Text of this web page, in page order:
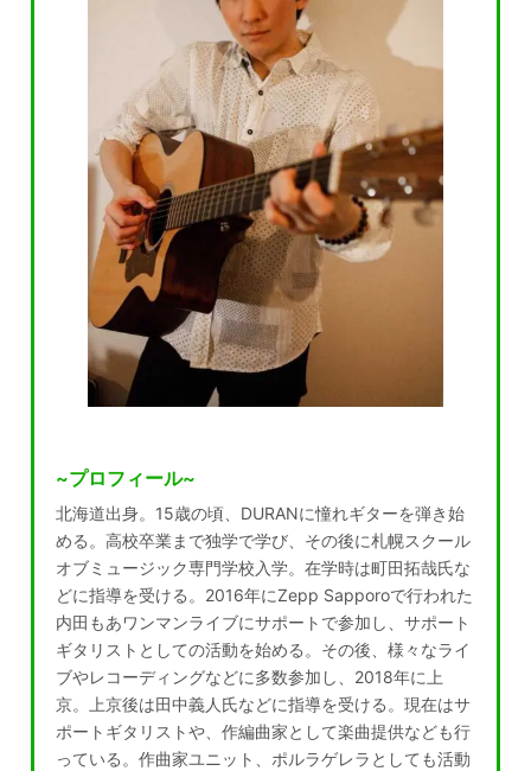
~プロフィール~
北海道出身。15歳の頃、DURANに憧れギターを弾き始
める。高校卒業まで独学で学び、その後に札幌スクール
オブミュージック専門学校入学。在学時は町田拓哉氏な
どに指導を受ける。2016年にZepp Sapporoで行われた
内田もあワンマンライブにサポートで参加し、サポート
ギタリストとしての活動を始める。その後、様々なライ
ブやレコーディングなどに多数参加し、2018年に上
京。上京後は田中義人氏などに指導を受ける。現在はサ
ポートギタリストや、作編曲家として楽曲提供なども行
っている。作曲家ユニット、ポルラゲレラとしても活動